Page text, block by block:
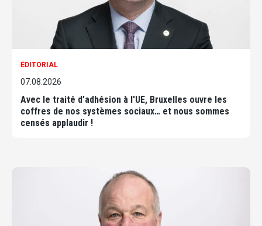
ÉDITORIAL
07.08.2026
Avec le traité d’adhésion à l'UE, Bruxelles ouvre les
coffres de nos systèmes sociaux… et nous sommes
censés applaudir !